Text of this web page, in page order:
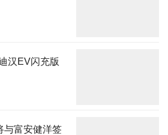
汉EV闪充版
与富安健洋签